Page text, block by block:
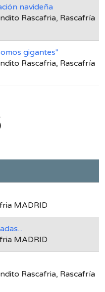
navideña
Rascafria, Rascafría
gigantes"
Rascafria, Rascafría
MADRID
MADRID
Rascafria, Rascafría